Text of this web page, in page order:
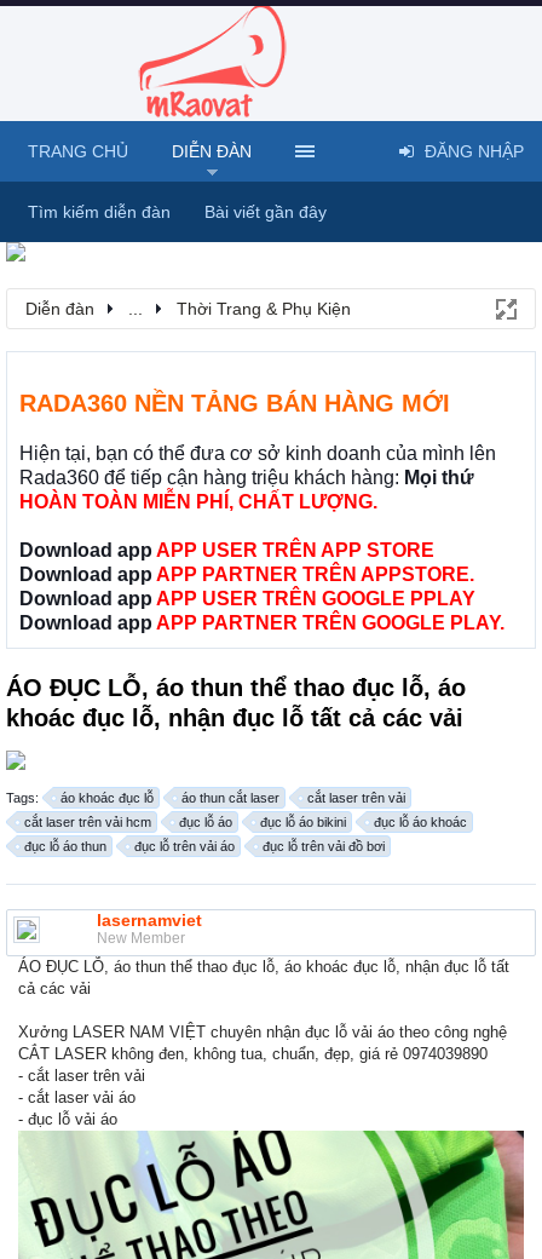
Diễn đàn Thời Trang & Phụ Kiện
RADA360 NỀN TẢNG BÁN HÀNG MỚI
Hiện tại, bạn có thể đưa cơ sở kinh doanh của mình lên
Rada360 để tiếp cận hàng triệu khách hàng: Mọi thứ
HOÀN TOÀN MIỄN PHÍ, CHẤT LƯỢNG.
Download app APP USER TRÊN APP STORE
Download app APP PARTNER TRÊN APPSTORE.
Download app APP USER TRÊN GOOGLE PPLAY
Download app APP PARTNER TRÊN GOOGLE PLAY.
ÁO ĐỤC LỖ, áo thun thể thao đục lỗ, áo
khoác đục lỗ, nhận đục lỗ tất cả các vải
Tags: áo khoác đục lỗ áo thun cắt laser
cắt laser trên vải
cắt laser trên vải hcm
đục lỗ áo đục lỗ áo bikini
đục lỗ áo khoác
đục lỗ áo thun
đục lỗ trên vải áo đục lỗ trên vải đồ bơi
lasernamviet
New Member
ÁO ĐỤC LỖ, áo thun thể thao đục lỗ, áo khoác đục lỗ, nhận đục lỗ tất
cả các vải
Xưởng LASER NAM VIỆT chuyên nhận đục lỗ vải áo theo công nghệ
CẮT LASER không đen, không tua, chuẩn, đẹp, giá rẻ 0974039890
- cắt laser trên vải
- cắt laser vải áo
- đục lỗ vải áo
TRANG CHỦ DIỄN ĐÀN
Tìm kiếm diễn đàn Bài viết gần đây
ĐĂNG NHẬP